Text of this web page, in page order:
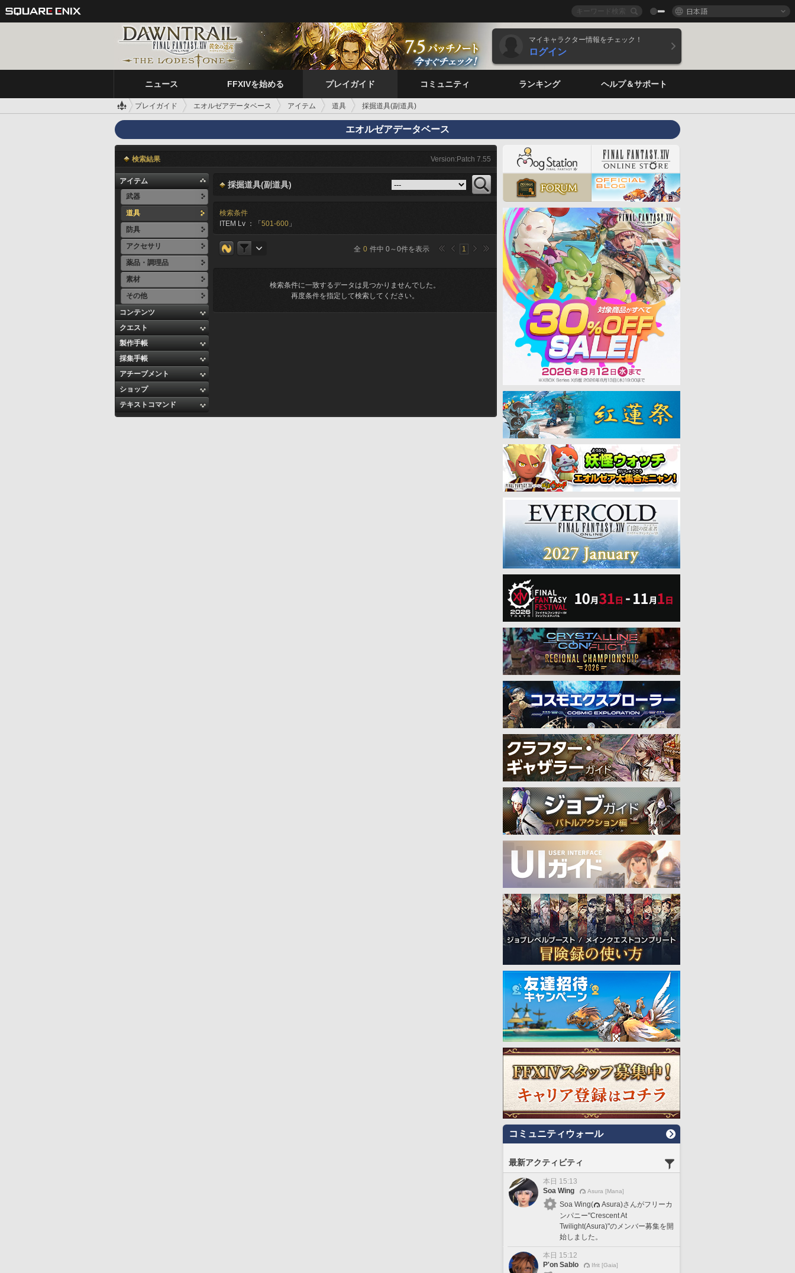
日本語
マイキャラクター情報をチェック！
ログイン
ニュース FFXIVを始める プレイガイド コミュニティ ランキング ヘルプ＆サポート
プレイガイド エオルゼアデータベース アイテム 道具 採掘道具(副道具)
エオルゼアデータベース
検索結果 Version:Patch 7.55
アイテム
武器
道具
防具
アクセサリ
薬品・調理品
素材
その他
コンテンツ
クエスト
製作手帳
採集手帳
アチーブメント
ショップ
テキストコマンド
採掘道具(副道具)
検索条件
ITEM Lv ：「 501-600 」
全 0 件中 0～0件を表示 1
検索条件に一致するデータは見つかりませんでした。
再度条件を指定して検索してください。
コミュニティウォール
最新アクティビティ
本日 15:13
Soa Wing
Asura [Mana]
Soa Wing(
Asura)さんがフリーカ
ンパニー"Crescent At
Twilight(Asura)"のメンバー募集を開
始しました。
本日 15:12
P'on Sablo
Ifrit [Gaia]